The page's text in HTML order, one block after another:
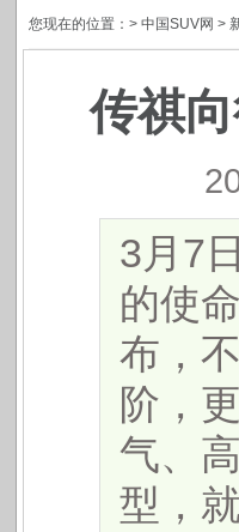
您现在的位置：> 中国SUV网 >
传祺
3月7
的使
布，
阶，
气、
型，